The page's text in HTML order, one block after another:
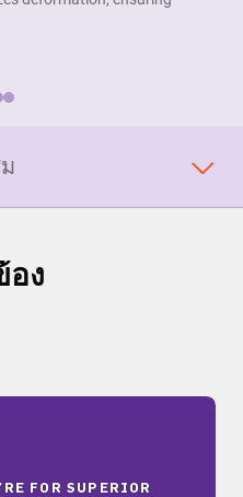
ง
FOR SUPERIOR